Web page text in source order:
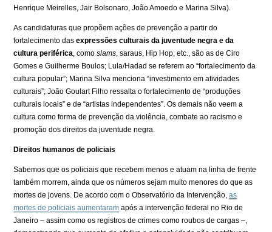
Henrique Meirelles, Jair Bolsonaro, João Amoedo e Marina Silva).
As candidaturas que propõem ações de prevenção a partir do
fortalecimento dasexpressões culturais da juventude negra e da
cultura periférica , comoslams , saraus, Hip Hop, etc., são as de Ciro
Gomes e Guilherme Boulos; Lula/Hadad se referem ao “fortalecimento da
cultura popular”; Marina Silva menciona “investimento em atividades
culturais”; João Goulart Filho ressalta o fortalecimento de “produções
culturais locais” e de “artistas independentes”. Os demais não veem a
cultura como forma de prevenção da violência, combate ao racismo e
promoção dos direitos da juventude negra.
Direitos humanos de policiais
Sabemos que os policiais que recebem menos e atuam na linha de frente
também morrem, ainda que os números sejam muito menores do que as
mortes de jovens. De acordo com o Observatório da Intervenção,as
mortes de policiais aumentaram após a intervenção federal no Rio de
Janeiro – assim como os registros de crimes como roubos de cargas –,